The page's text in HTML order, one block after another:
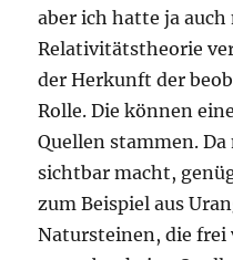
aber ich hatte ja auch
Relativitätstheorie
der Herkunft der
Rolle. Die können
Quellen stammen.
sichtbar macht,
zum Beispiel aus
Natursteinen, die frei